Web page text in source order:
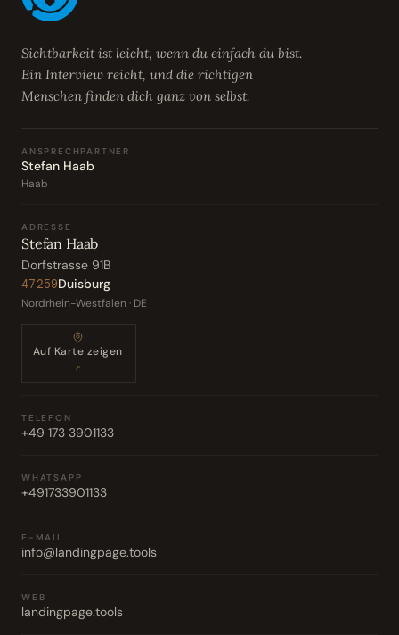
Sichtbarkeit ist leicht, wenn du einfach du bist.
Ein Interview reicht, und die richtigen
Menschen finden dich ganz von selbst.
ANSPRECHPARTNER
Stefan Haab
Haab
ADRESSE
Stefan Haab
Dorfstrasse 91B
47259Duisburg
Nordrhein-Westfalen · DE
Auf Karte zeigen
↗
TELEFON
+49 173 3901133
WHATSAPP
+491733901133
E-MAIL
info@landingpage.tools
WEB
landingpage.tools